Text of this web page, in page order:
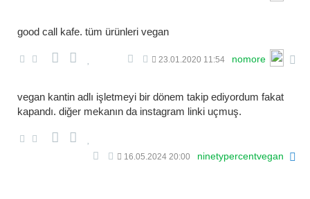
good call kafe. tüm ürünleri vegan
23.01.2020 11:54 nomore
vegan kantin adlı işletmeyi bir dönem takip ediyordum fakat
kapandı. diğer mekanın da instagram linki uçmuş.
16.05.2024 20:00 ninetypercentvegan